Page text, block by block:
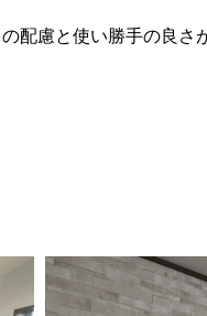
配慮と使い勝手の良